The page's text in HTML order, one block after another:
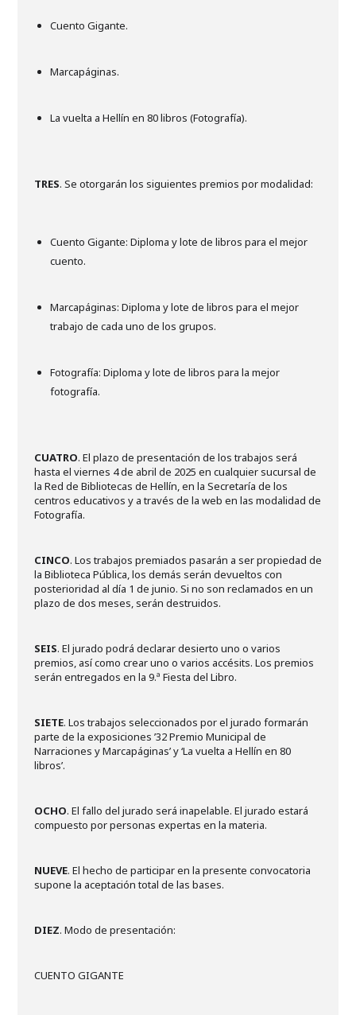
Cuento Gigante.
Marcapáginas.
La vuelta a Hellín en 80 libros (Fotografía).
TRES. Se otorgarán los siguientes premios por modalidad:
Cuento Gigante: Diploma y lote de libros para el mejor
cuento.
Marcapáginas: Diploma y lote de libros para el mejor
trabajo de cada uno de los grupos.
Fotografía: Diploma y lote de libros para la mejor
fotografía.
CUATRO. El plazo de presentación de los trabajos será
hasta el viernes 4 de abril de 2025 en cualquier sucursal de
la Red de Bibliotecas de Hellín, en la Secretaría de los
centros educativos y a través de la web en las modalidad de
Fotografía.
CINCO. Los trabajos premiados pasarán a ser propiedad de
la Biblioteca Pública, los demás serán devueltos con
posterioridad al día 1 de junio. Si no son reclamados en un
plazo de dos meses, serán destruidos.
SEIS. El jurado podrá declarar desierto uno o varios
premios, así como crear uno o varios accésits. Los premios
serán entregados en la 9.ª Fiesta del Libro.
SIETE. Los trabajos seleccionados por el jurado formarán
parte de la exposiciones ’32 Premio Municipal de
Narraciones y Marcapáginas’ y ‘La vuelta a Hellín en 80
libros’.
OCHO. El fallo del jurado será inapelable. El jurado estará
compuesto por personas expertas en la materia.
NUEVE. El hecho de participar en la presente convocatoria
supone la aceptación total de las bases.
DIEZ. Modo de presentación:
CUENTO GIGANTE